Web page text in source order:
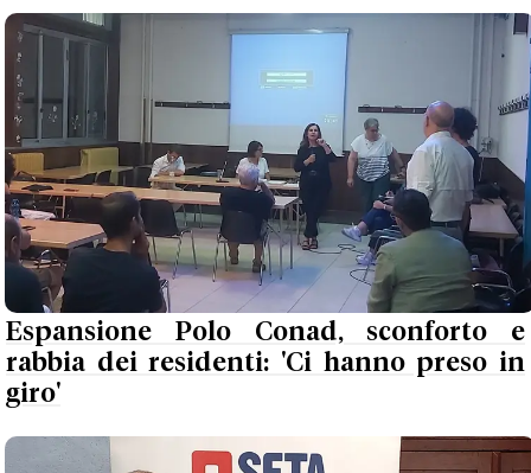
Espansione Polo Conad, sconforto e
rabbia dei residenti: 'Ci hanno preso in
giro'